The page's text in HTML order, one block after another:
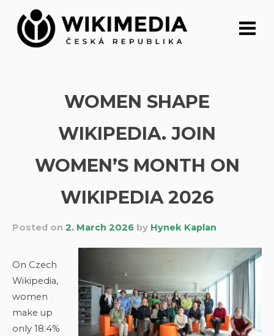
content
WOMEN SHAPE
WIKIPEDIA. JOIN
WOMEN’S MONTH ON
WIKIPEDIA 2026
Posted on 2. March 2026 by Hynek Kaplan
On Czech
Wikipedia,
women
make up
only 18.4%